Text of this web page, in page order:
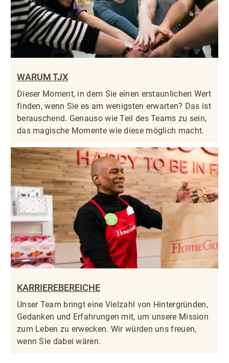
WARUM TJX
Dieser Moment, in dem Sie einen erstaunlichen Wert
finden, wenn Sie es am wenigsten erwarten? Das ist
berauschend. Genauso wie Teil des Teams zu sein,
das magische Momente wie diese möglich macht.
KARRIEREBEREICHE
Unser Team bringt eine Vielzahl von Hintergründen,
Gedanken und Erfahrungen mit, um unsere Mission
zum Leben zu erwecken. Wir würden uns freuen,
wenn Sie dabei wären.